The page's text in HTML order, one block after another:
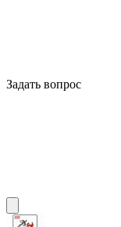
Задать вопрос